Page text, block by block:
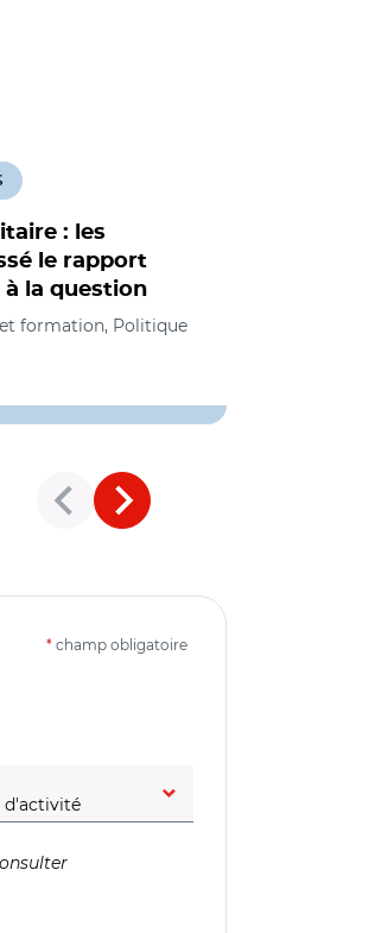
: les
le rapport
la question
formation, Politique
* champ obligatoire